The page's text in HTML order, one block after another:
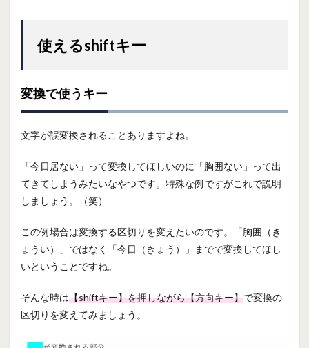
使えるshiftキー
変換で使うキー
文字が誤変換されることありますよね。
「今日居ない」って変換してほしいのに「胸囲ない」って出
てきてしまうみたいなやつです。特殊な例ですがこれで説明
しましょう。（笑）
この例場合は変換する区切りを変えたいのです。「胸囲（き
ょうい）」ではなく「今日（きょう）」までで変換してほし
いということですね。
そんな時は【shiftキー】を押しながら【方向キー】で変換の
区切りを変えてみましょう。